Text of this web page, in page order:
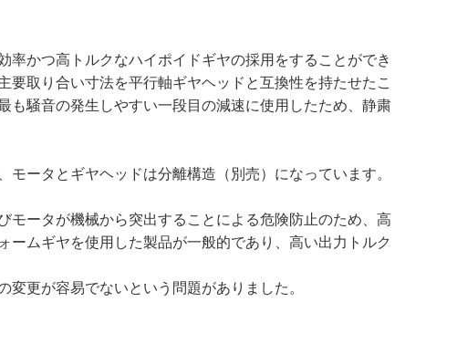
かつ高トルクなハイポイドギヤの採用をすることができ
取り合い寸法を平行軸ギヤヘッドと互換性を持たせたこ
も騒音の発生しやすい一段目の減速に使用したため、静粛
ータとギヤヘッドは分離構造（別売）になっています。
モータが機械から突出することによる危険防止のため、高
ムギヤを使用した製品が一般的であり、高い出力トルク
更が容易でないという問題がありました。